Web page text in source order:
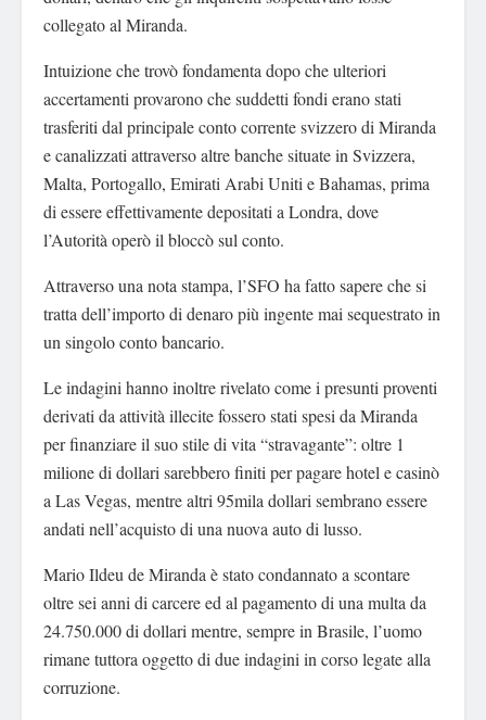
collegato al Miranda.
Intuizione che trovò fondamenta dopo che ulteriori
accertamenti provarono che suddetti fondi erano stati
trasferiti dal principale conto corrente svizzero di Miranda
e canalizzati attraverso altre banche situate in Svizzera,
Malta, Portogallo, Emirati Arabi Uniti e Bahamas, prima
di essere effettivamente depositati a Londra, dove
l’Autorità operò il bloccò sul conto.
Attraverso una nota stampa, l’SFO ha fatto sapere che si
tratta dell’importo di denaro più ingente mai sequestrato in
un singolo conto bancario.
Le indagini hanno inoltre rivelato come i presunti proventi
derivati da attività illecite fossero stati spesi da Miranda
per finanziare il suo stile di vita “stravagante”: oltre 1
milione di dollari sarebbero finiti per pagare hotel e casinò
a Las Vegas, mentre altri 95mila dollari sembrano essere
andati nell’acquisto di una nuova auto di lusso.
Mario Ildeu de Miranda è stato condannato a scontare
oltre sei anni di carcere ed al pagamento di una multa da
24.750.000 di dollari mentre, sempre in Brasile, l’uomo
rimane tuttora oggetto di due indagini in corso legate alla
corruzione.